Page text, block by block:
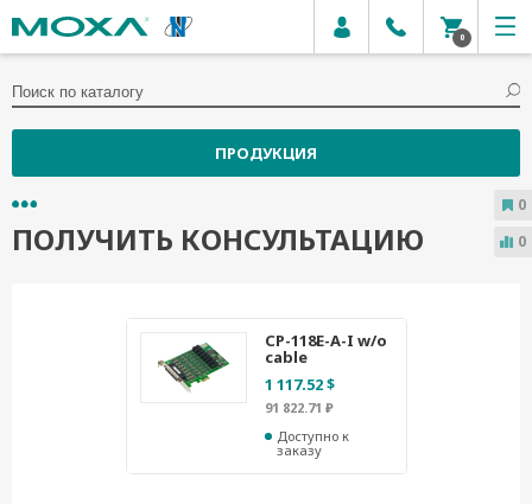
0
ПРОДУКЦИЯ
ПОЛУЧИТЬ КОНСУЛЬТАЦИЮ
CP-118E-A-I w/o
cable
1 117.52 $
91 822.71 ₽
Доступно к
заказу
0
0